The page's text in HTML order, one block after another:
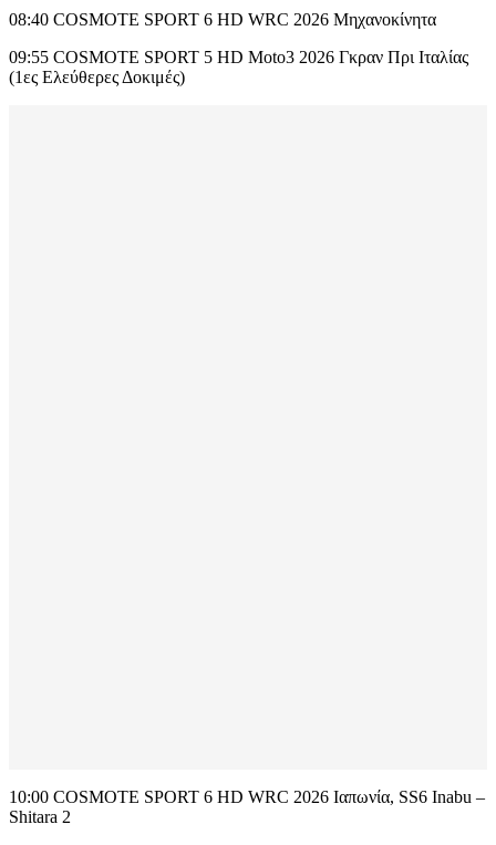
08:40 COSMOTE SPORT 6 HD WRC 2026 Μηχανοκίνητα
09:55 COSMOTE SPORT 5 HD Moto3 2026 Γκραν Πρι Ιταλίας
(1ες Ελεύθερες Δοκιμές)
10:00 COSMOTE SPORT 6 HD WRC 2026 Ιαπωνία, SS6 Inabu –
Shitara 2